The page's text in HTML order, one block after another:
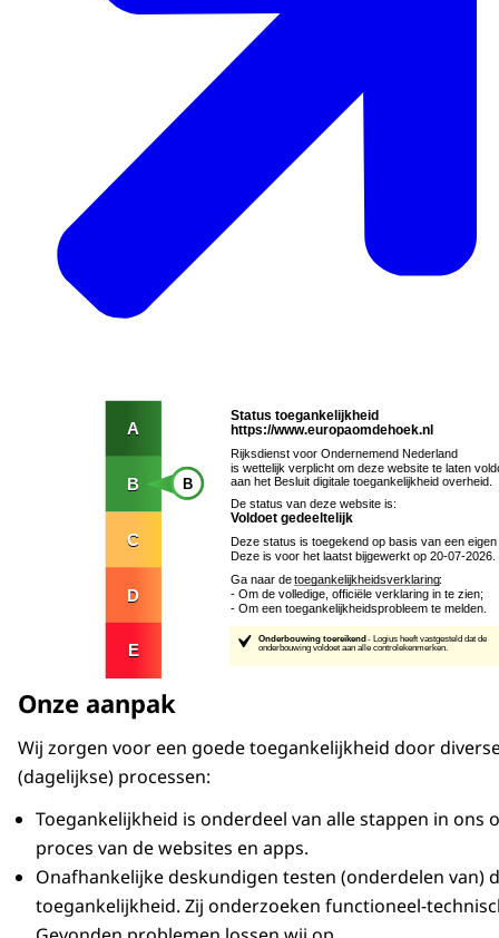
Onze aanpak
Wij zorgen voor een goede toegankelijkheid door
(dagelijkse) processen:
Toegankelijkheid is onderdeel van alle stappen in ons
proces van de websites en apps.
Onafhankelijke deskundigen testen (onderdelen van)
toegankelijkheid. Zij onderzoeken functioneel-